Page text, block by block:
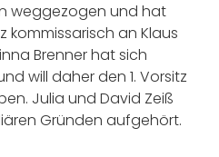
weggezogen und hat
kommissarisch an Klaus
Brenner hat sich
will daher den 1. Vorsitz
Julia und David Zeiß
Gründen aufgehört.